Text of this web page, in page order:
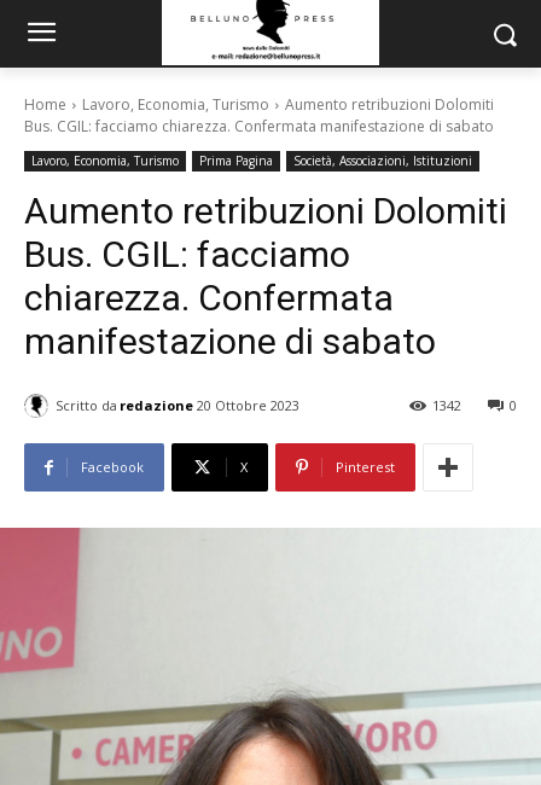
Home Lavoro, Economia, Turismo
Aumento retribuzioni Dolomiti
Bus. CGIL: facciamo chiarezza. Confermata manifestazione di sabato
Lavoro, Economia, Turismo Prima Pagina Società, Associazioni, Istituzioni
Aumento retribuzioni Dolomiti
Bus. CGIL: facciamo
chiarezza. Confermata
manifestazione di sabato
Scritto da redazione 20 Ottobre 2023 0
1342
Facebook X Pinterest